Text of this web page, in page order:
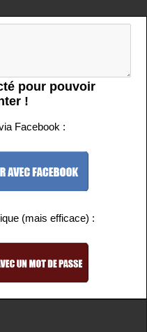
pour pouvoir
!
Facebook :
(mais efficace) :